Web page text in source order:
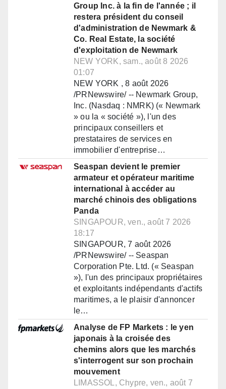
Group Inc. à la fin de l'année ; il
restera président du conseil
d'administration de Newmark &
Co. Real Estate, la société
d'exploitation de Newmark
NEW YORK, sam., août 8 2026
01:07
NEW YORK , 8 août 2026
/PRNewswire/ -- Newmark Group,
Inc. (Nasdaq : NMRK) (« Newmark
» ou la « société »), l'un des
principaux conseillers et
prestataires de services en
immobilier d'entreprise…
Seaspan devient le premier
armateur et opérateur maritime
international à accéder au
marché chinois des obligations
Panda
SINGAPOUR, ven., août 7 2026
18:17
SINGAPOUR, 7 août 2026
/PRNewswire/ -- Seaspan
Corporation Pte. Ltd. (« Seaspan
»), l'un des principaux propriétaires
et exploitants indépendants d'actifs
maritimes, a le plaisir d'annoncer
le…
Analyse de FP Markets : le yen
japonais à la croisée des
chemins alors que les marchés
s'interrogent sur son prochain
mouvement
LIMASSOL, Chypre, ven., août 7